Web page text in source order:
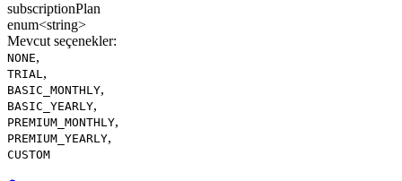
subscriptionPlan
enum<string>
Mevcut seçenekler:
NONE,
TRIAL,
BASIC_MONTHLY,
BASIC_YEARLY,
PREMIUM_MONTHLY,
PREMIUM_YEARLY,
CUSTOM